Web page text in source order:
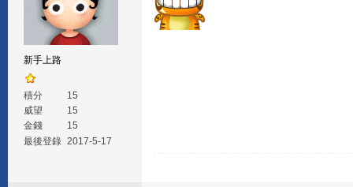
新手上路
積分
15
威望
15
金錢
15
最後登錄 2017-5-17